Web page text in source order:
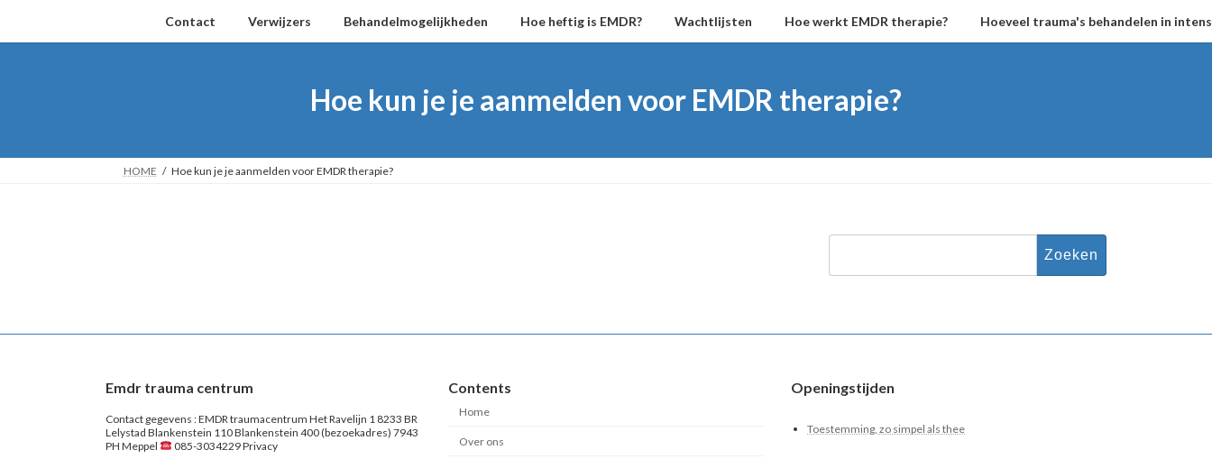
de
de
Contact Verwijzers Behandelmogelijkheden Hoe heftig is EMDR? Wachtlijsten Hoe werkt EMDR therapie? Hoeveel trauma's behandelen in
Hoe kun je je aanmelden voor EMDR therapie?
HOME Hoe kun je je aanmelden voor EMDR therapie?
Zoeken
Emdr trauma centrum
Contact gegevens : EMDR traumacentrum Het Ravelijn 1 8233 BR
Lelystad Blankenstein 110 Blankenstein 400 (bezoekadres) 7943
PH Meppel
085-3034229 Privacy
Contents
Home
Over ons
Openingstijden
Toestemming, zo simpel als thee